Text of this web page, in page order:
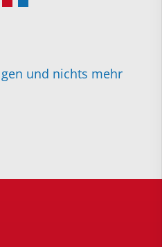
und nichts mehr